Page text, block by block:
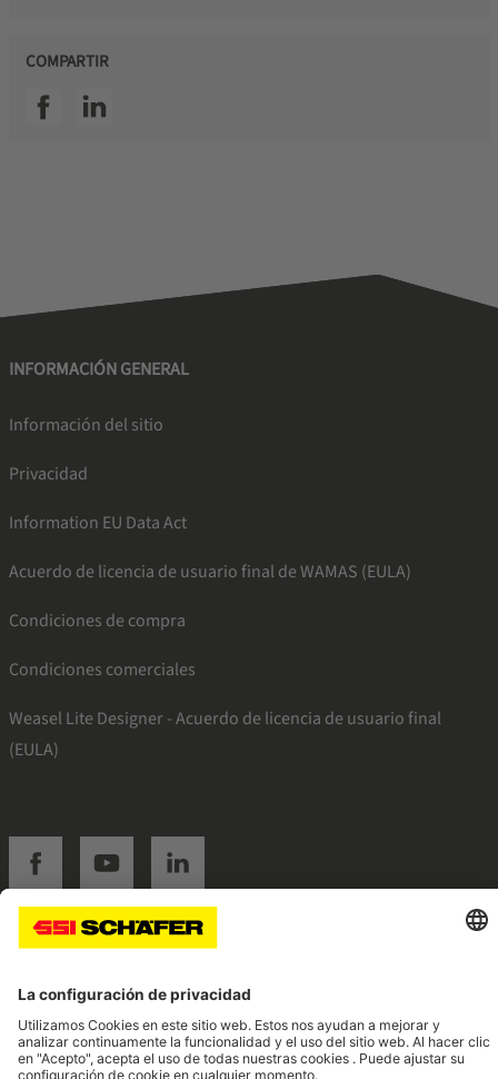
COMPARTIR
SSI facebookSSI linkedin
INFORMACIÓN GENERAL
Información del sitio
Privacidad
Information EU Data Act
Acuerdo de licencia de usuario final de WAMAS (EULA)
Condiciones de compra
Condiciones comerciales
Weasel Lite Designer - Acuerdo de licencia de usuario final
(EULA)
SSI facebookSSI youtubeSSI linkedin
Navigate to home page